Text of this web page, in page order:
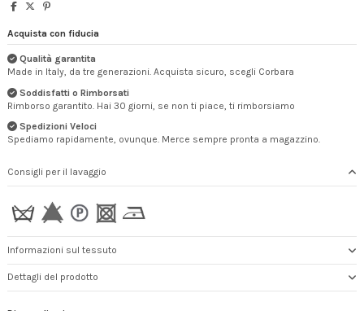
Acquista con fiducia
Qualità garantita
Made in Italy, da tre generazioni. Acquista sicuro, scegli Corbara
Soddisfatti o Rimborsati
Rimborso garantito. Hai 30 giorni, se non ti piace, ti rimborsiamo
Spedizioni Veloci
Spediamo rapidamente, ovunque. Merce sempre pronta a magazzino.
Consigli per il lavaggio
Informazioni sul tessuto
Dettagli del prodotto